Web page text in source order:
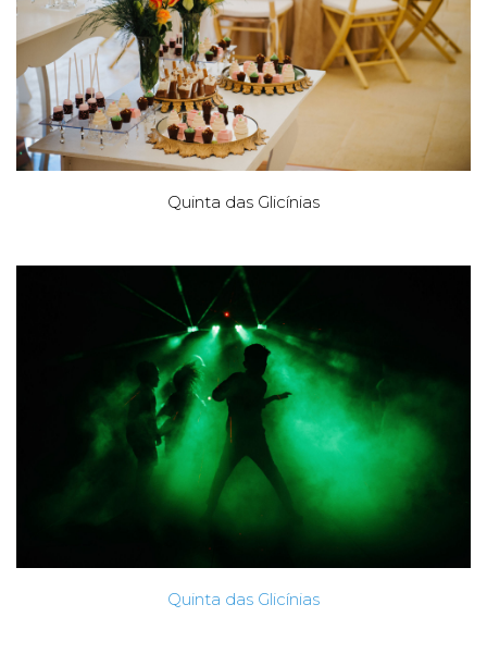
Quinta das Glicínias
Quinta das Glicínias